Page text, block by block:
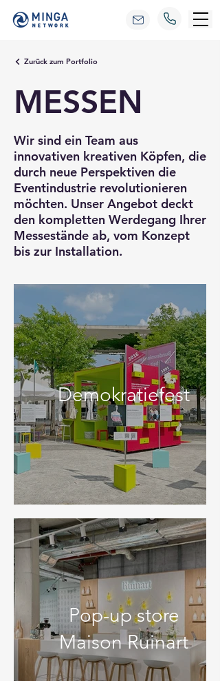
Zurück zum Portfolio
MESSEN
Wir sind ein Team aus
innovativen kreativen Köpfen, die
durch neue Perspektiven die
Eventindustrie revolutionieren
möchten. Unser Angebot deckt
den kompletten Werdegang Ihrer
Messestände ab, vom Konzept
bis zur Installation.
Demokratiefest
Pop-up store
Maison Ruinart